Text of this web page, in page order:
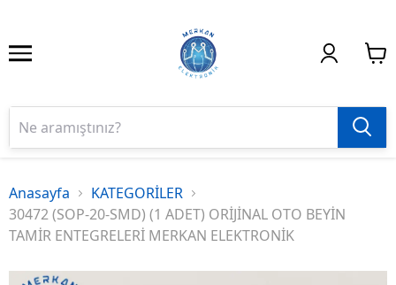
Anasayfa
KATEGORİLER
30472 (SOP-20-SMD) (1 ADET) ORİJİNAL OTO BEYİN
TAMİR ENTEGRELERİ MERKAN ELEKTRONİK